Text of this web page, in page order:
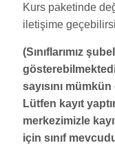
Kurs paketinde
iletişime
(Sınıflarımız
sayısını
Lütfen kayıt
merkezimizle
için sınıf